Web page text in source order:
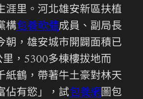
涯里。河北雄安新區扶植
構包養軟體成員、副局長
朝，雄安城市開闢面積已
，5300多棟樓拔地而
紙鶴，帶著牛土豪對林天
佔有慾」，試包養網圖包